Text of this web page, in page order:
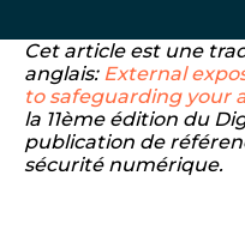
Cet article est une
anglais: External
to safeguarding your
la 11ème édition du
publication de
sécurité numérique.